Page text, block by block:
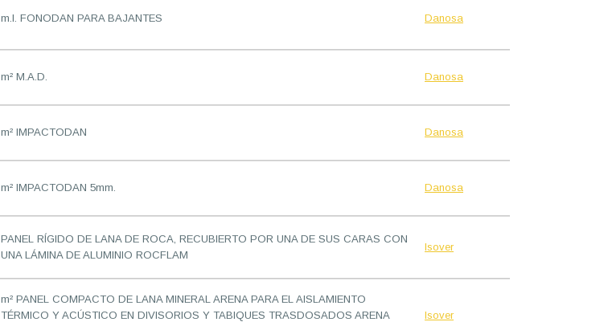
m.l. FONODAN PARA BAJANTES Danosa
m² M.A.D. Danosa
m² IMPACTODAN Danosa
m² IMPACTODAN 5mm. Danosa
PANEL RÍGIDO DE LANA DE ROCA, RECUBIERTO POR UNA DE SUS CARAS CON
UNA LÁMINA DE ALUMINIO ROCFLAM
Isover
m² PANEL COMPACTO DE LANA MINERAL ARENA PARA EL AISLAMIENTO
TÉRMICO Y ACÚSTICO EN DIVISORIOS Y TABIQUES TRASDOSADOS ARENA
Isover